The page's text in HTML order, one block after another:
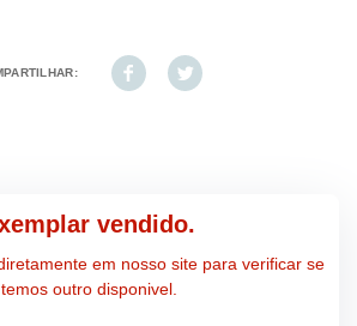
vendido.
em nosso site para verificar se
temos outro disponivel.